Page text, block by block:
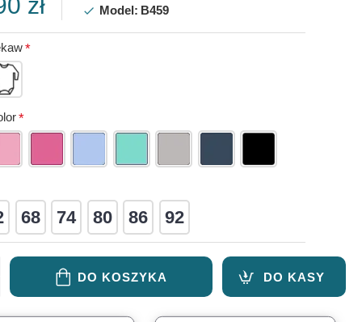
Model: B459
68 74 80 86 92
DO KOSZYKA DO KASY